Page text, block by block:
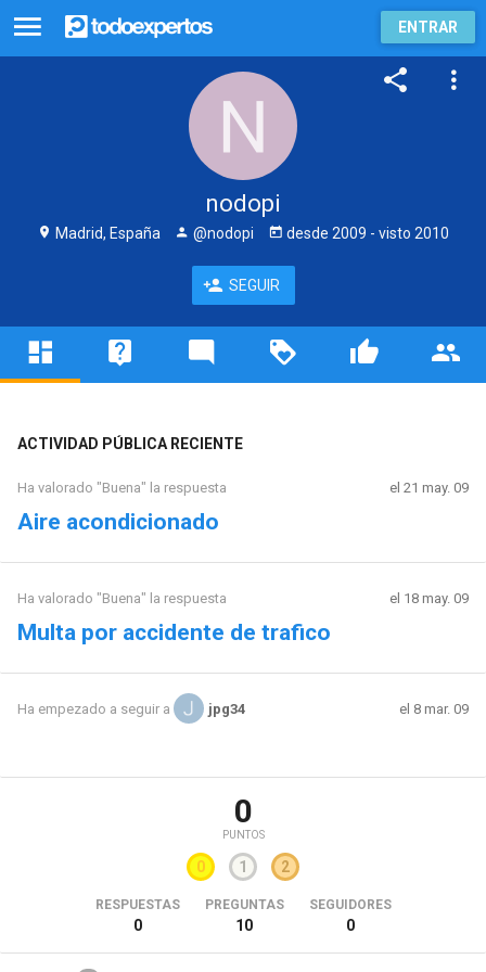
ENTRAR
nodopi
Madrid, España @nodopi desde 2009 - visto 2010
SEGUIR
ACTIVIDAD PÚBLICA RECIENTE
Ha valorado "Buena" la respuesta el 21 may. 09
Aire acondicionado
Ha valorado "Buena" la respuesta el 18 may. 09
Multa por accidente de trafico
Ha empezado a seguir a jpg34 el 8 mar. 09
0
PUNTOS
0 1 2
RESPUESTAS
0
PREGUNTAS
10
SEGUIDORES
0